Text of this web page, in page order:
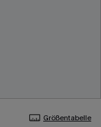
Größentabelle